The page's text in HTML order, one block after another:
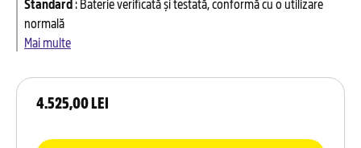
4.525,00 LEI
normală
Mai multe